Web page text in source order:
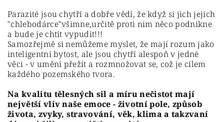
Parazité jsou chytří a dobře vědí, že když si jich jejich
"chlebodárce"všimne,určitě proti nim něco podnikne
a bude je chtít vypudit!!!
Samozřejmě si nemůžeme myslet, že mají rozum jako
inteligentní bytost, ale jsou chytří alespoň v jedné
věci - v umění přežít a rozmnožovat se, což je cílem
každého pozemského tvora.
Na kvalitu tělesných sil a míru nečistot mají
největší vliv naše emoce - životní pole, způsob
života, zvyky, stravování, věk, klima a takzvaní